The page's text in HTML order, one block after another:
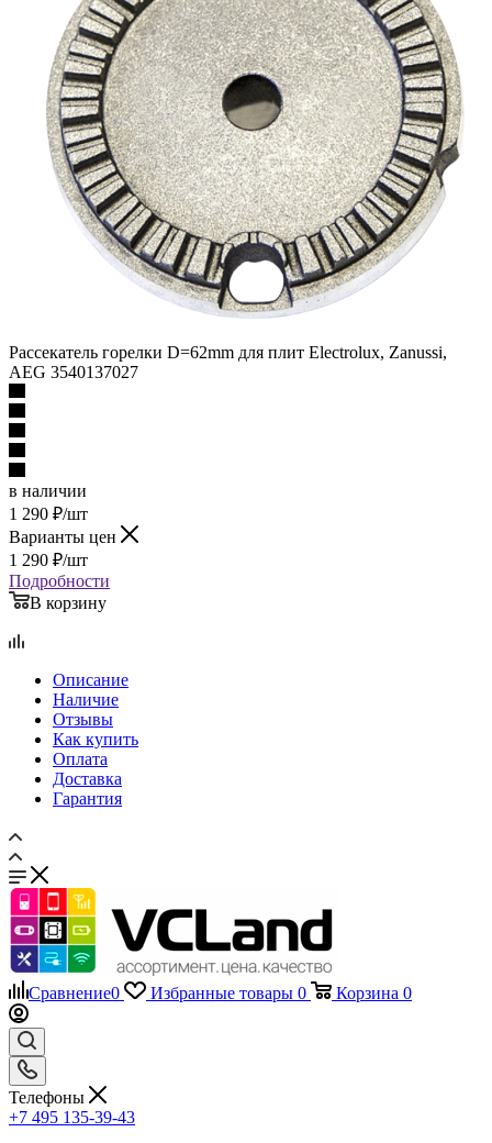
Рассекатель горелки D=62mm для плит Electrolux, Zanussi,
AEG 3540137027
в наличии
1 290 ₽/шт
Варианты цен
1 290 ₽/шт
Подробности
В корзину
Описание
Наличие
Отзывы
Как купить
Оплата
Доставка
Гарантия
Сравнение0 Избранные товары 0 Корзина 0
Телефоны
+7 495 135-39-43